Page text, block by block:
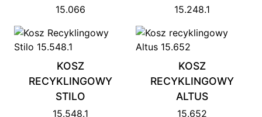
15.066 15.248.1
KOSZ
RECYKLINGOWY
STILO
15.548.1
KOSZ
RECYKLINGOWY
ALTUS
15.652